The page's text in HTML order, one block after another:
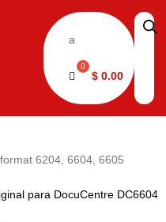
a
$ 0.00
6204, 6604, 6605